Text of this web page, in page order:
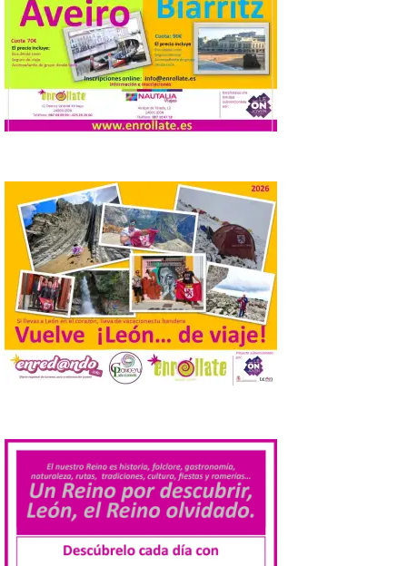
6 Ago 2026
Esta medida afecta a los
espectáculos nocturnos
de la Fuente Baños de
Diana previstos para los
días 8, 15 y 22 de agosto,
así como al encendido extraordinario del
día 25. La reserva de agua en el estanque
El Descenso Internacional
del Sella arranca con el
homenaje a los campeones
y el izado de las banderas
autonómicas
6 Ago 2026
La 88.ª edición del
Descenso Internacional
del Sella reunirá este año a
1.291 palistas distribuidos
asturiana como una de las grandes
referencias del piragüismo internacional.
[…]
Los clientes de TAP
Miles&Go ya pueden